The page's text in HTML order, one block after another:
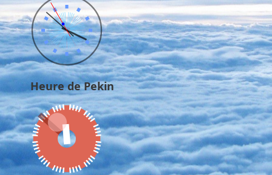
Heure de Pekin